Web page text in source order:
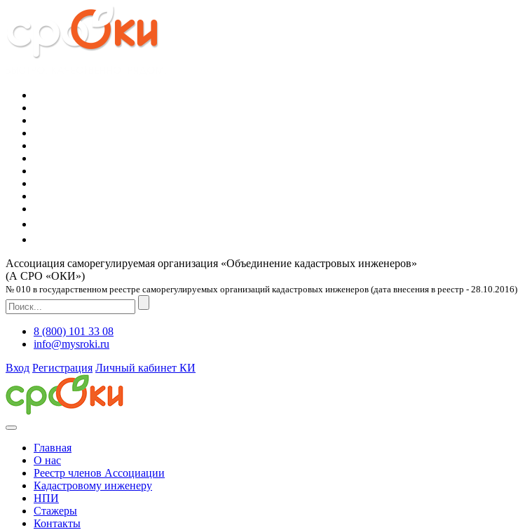
Ассоциация саморегулируемая организация «Объединение кадастровых инженеров»
(А СРО «ОКИ»)
№ 010 в государственном реестре саморегулируемых организаций кадастровых инженеров (дата внесения в реестр - 28.10.2016)
8 (800) 101 33 08
info@mysroki.ru
Вход Регистрация Личный кабинет КИ
Главная
О нас
Реестр членов Ассоциации
Кадастровому инженеру
НПИ
Стажеры
Контакты